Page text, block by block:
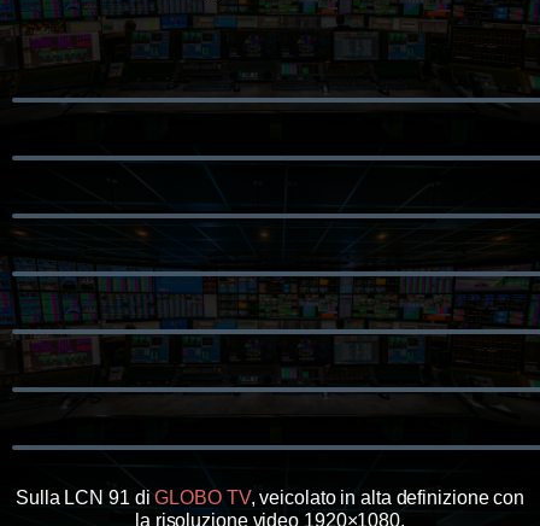
Sulla LCN 91 diGLOBO TV, veicolato in alta definizione con
la risoluzione video 1920×1080,